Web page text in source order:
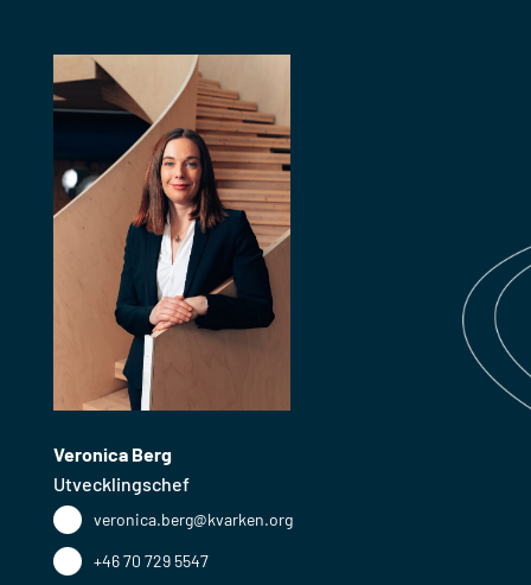
Veronica Berg
Utvecklingschef
veronica.berg@kvarken.org
+46 70 729 5547